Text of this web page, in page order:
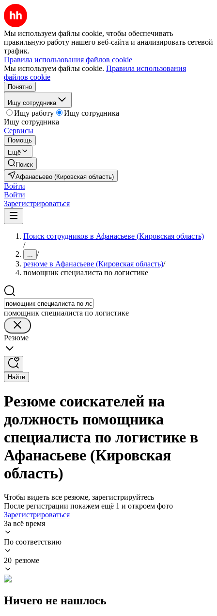
Мы используем файлы cookie, чтобы обеспечивать
правильную работу нашего веб-сайта и анализировать сетевой
трафик.
Правила использования файлов cookie
Мы используем файлы cookie. Правила использования
файлов cookie
Понятно
Ищу сотрудника
Ищу работу
Ищу сотрудника
Ищу сотрудника
Сервисы
Помощь
Ещё
Поиск
Афанасьево (Кировская область)
Войти
Войти
Зарегистрироваться
Поиск сотрудников в Афанасьеве (Кировская область)
/
... /
резюме в Афанасьеве (Кировская область)/
помощник специалиста по логистике
помощник специалиста по логистике
Резюме
Найти
Резюме соискателей на
должность помощника
специалиста по логистике в
Афанасьеве (Кировская
область)
Чтобы видеть все резюме, зарегистрируйтесь
После регистрации покажем ещё 1 и откроем фото
Зарегистрироваться
За всё время
По соответствию
20 резюме
Ничего не нашлось